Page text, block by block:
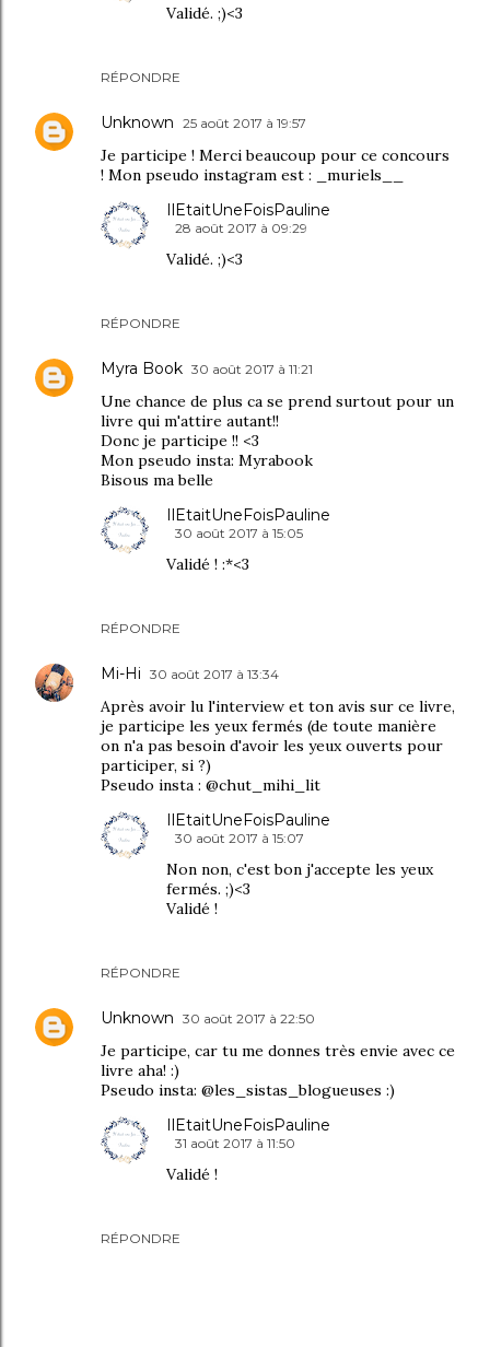
RÉPONDRE
Validé. ;)<3
Unknown 25 août 2017 à 19:57
Je participe ! Merci beaucoup pour ce concours
! Mon pseudo instagram est : _muriels__
RÉPONDRE
IlEtaitUneFoisPauline
28 août 2017 à 09:29
Validé. ;)<3
Myra Book 30 août 2017 à 11:21
Une chance de plus ca se prend surtout pour un
livre qui m'attire autant!!
Donc je participe !! <3
Mon pseudo insta: Myrabook
Bisous ma belle
RÉPONDRE
IlEtaitUneFoisPauline
30 août 2017 à 15:05
Validé ! :*<3
Mi-Hi 30 août 2017 à 13:34
Après avoir lu l'interview et ton avis sur ce livre,
je participe les yeux fermés (de toute manière
on n'a pas besoin d'avoir les yeux ouverts pour
participer, si ?)
Pseudo insta : @chut_mihi_lit
RÉPONDRE
IlEtaitUneFoisPauline
30 août 2017 à 15:07
Non non, c'est bon j'accepte les yeux
fermés. ;)<3
Validé !
Unknown 30 août 2017 à 22:50
Je participe, car tu me donnes très envie avec ce
livre aha! :)
Pseudo insta: @les_sistas_blogueuses :)
RÉPONDRE
IlEtaitUneFoisPauline
31 août 2017 à 11:50
Validé !